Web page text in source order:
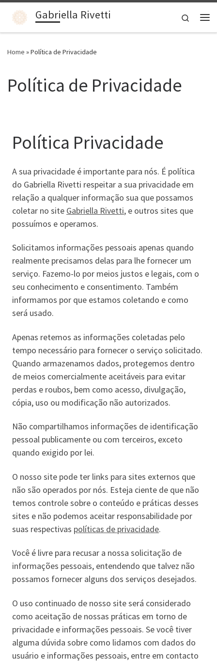
Skip to contentGabriella Rivetti Search
Home »Política de Privacidade
Política de Privacidade
Política Privacidade
A sua privacidade é importante para nós. É política
do Gabriella Rivetti respeitar a sua privacidade em
relação a qualquer informação sua que possamos
coletar no site Gabriella Rivetti, e outros sites que
possuímos e operamos.
Solicitamos informações pessoais apenas quando
realmente precisamos delas para lhe fornecer um
serviço. Fazemo-lo por meios justos e legais, com o
seu conhecimento e consentimento. Também
informamos por que estamos coletando e como
será usado.
Apenas retemos as informações coletadas pelo
tempo necessário para fornecer o serviço solicitado.
Quando armazenamos dados, protegemos dentro
de meios comercialmente aceitáveis ​​para evitar
perdas e roubos, bem como acesso, divulgação,
cópia, uso ou modificação não autorizados.
Não compartilhamos informações de identificação
pessoal publicamente ou com terceiros, exceto
quando exigido por lei.
O nosso site pode ter links para sites externos que
não são operados por nós. Esteja ciente de que não
temos controle sobre o conteúdo e práticas desses
sites e não podemos aceitar responsabilidade por
suas respectivas políticas de privacidade.
Você é livre para recusar a nossa solicitação de
informações pessoais, entendendo que talvez não
possamos fornecer alguns dos serviços desejados.
O uso continuado de nosso site será considerado
como aceitação de nossas práticas em torno de
privacidade e informações pessoais. Se você tiver
alguma dúvida sobre como lidamos com dados do
usuário e informações pessoais, entre em contacto